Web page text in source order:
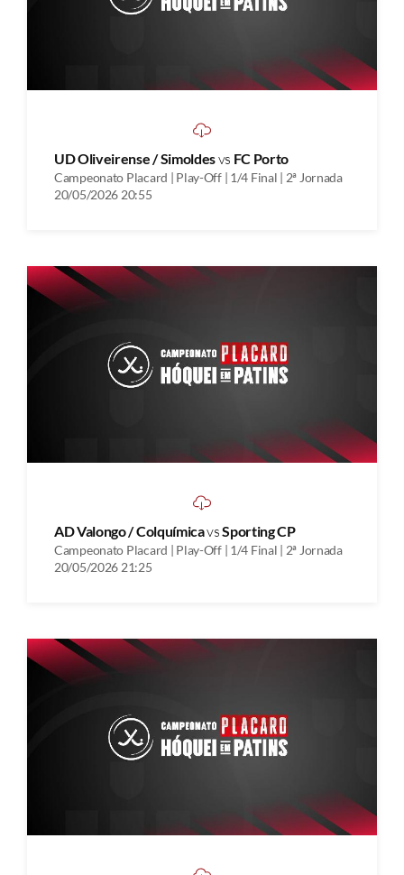
UD Oliveirense / Simoldesvs FC Porto
Campeonato Placard | Play-Off | 1/4 Final | 2ª Jornada
20/05/2026 20:55
AD Valongo / ColquímicavsSporting CP
Campeonato Placard | Play-Off | 1/4 Final | 2ª Jornada
20/05/2026 21:25